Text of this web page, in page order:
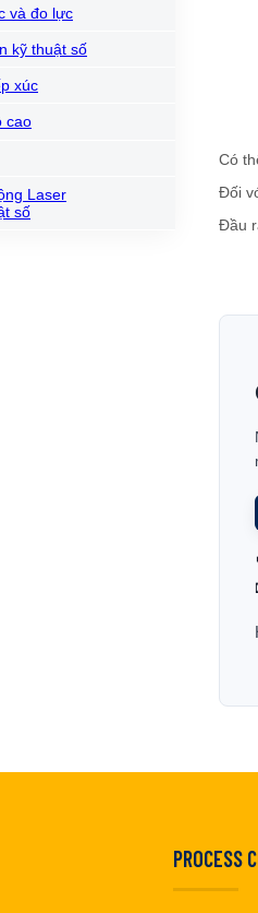
và đo lực
kỹ thuật số
xúc
cao
Laser
số
Có
Đối
Đầu
PROCESS